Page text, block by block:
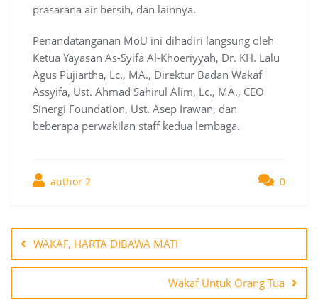
prasarana air bersih, dan lainnya.
Penandatanganan MoU ini dihadiri langsung oleh
Ketua Yayasan As-Syifa Al-Khoeriyyah, Dr. KH. Lalu
Agus Pujiartha, Lc., MA., Direktur Badan Wakaf
Assyifa, Ust. Ahmad Sahirul Alim, Lc., MA., CEO
Sinergi Foundation, Ust. Asep Irawan, dan
beberapa perwakilan staff kedua lembaga.
author 2 0
navigation
WAKAF, HARTA DIBAWA MATI
Wakaf Untuk Orang Tua